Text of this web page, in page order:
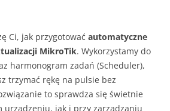
Ci, jak przygotować automatyczne
MikroTik. Wykorzystamy do
harmonogram zadań (Scheduler),
trzymać rękę na pulsie bez
to sprawdza się świetnie
urządzeniu, jak i przy zarządzaniu